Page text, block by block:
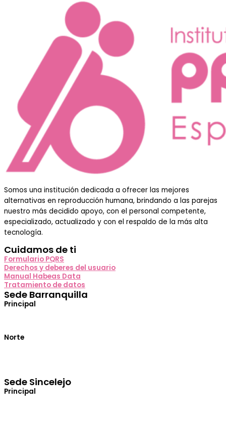
Somos una institución dedicada a ofrecer las mejores
alternativas en reproducción humana, brindando a las parejas
nuestro más decidido apoyo, con el personal competente,
especializado, actualizado y con el respaldo de la más alta
tecnología.
Cuidamos de ti
Formulario PQRS
Derechos y deberes del usuario
Manual Habeas Data
Tratamiento de datos
Sede Barranquilla
Principal
Norte
Sede Sincelejo
Principal